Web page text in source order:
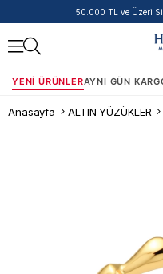
50.000 TL ve Üzeri
YENI ÜRÜNLERAYNI GÜN
Anasayfa ALTIN YÜZÜKLER